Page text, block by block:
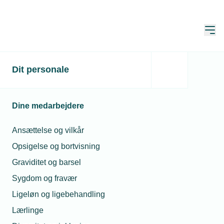
Dit personale
Dine medarbejdere
Ansættelse og vilkår
Opsigelse og bortvisning
Graviditet og barsel
Sygdom og fravær
Ligeløn og ligebehandling
Lærlinge
Flere kvinder vil være